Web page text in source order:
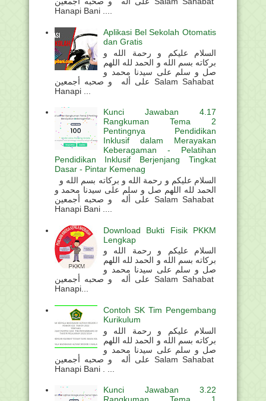
Hanapi Bani ....
Aplikasi Bel Sekolah Otomatis
dan Gratis
السلام عليكم و رحمة الله و
بركاته بسم الله و الحمد لله اللهم
صل و سلم على سيدنا محمد و
على أله و صحبه أجمعين Salam Sahabat
Hanapi ...
Kunci Jawaban 4.17
Rangkuman Tema 2
Pentingnya Pendidikan
Inklusif dalam Merayakan
Keberagaman - Pelatihan
Pendidikan Inklusif Berjenjang Tingkat
Dasar - Pintar Kemenag
الحمد لله اللهم صل و سلم على سيدنا محمد و
على أله و صحبه أجمعين Salam Sahabat
Hanapi Bani ....
Download Bukti Fisik PKKM
Lengkap
السلام عليكم و رحمة الله و
بركاته بسم الله و الحمد لله اللهم
صل و سلم على سيدنا محمد و
على أله و صحبه أجمعين Salam Sahabat
Hanapi...
Contoh SK Tim Pengembang
Kurikulum
السلام عليكم و رحمة الله و
بركاته بسم الله و الحمد لله اللهم
صل و سلم على سيدنا محمد و
على أله و صحبه أجمعين Salam Sahabat
Hanapi Bani . ...
Kunci Jawaban 3.22